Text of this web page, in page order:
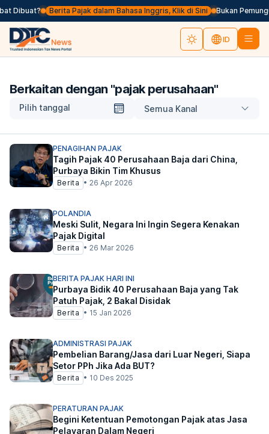
Dibuat? Berita Pajak dalam Bahasa Inggris, Klik di Sini Bukan
ID
Berkaitan dengan "pajak perusahaan"
Pilih tanggal Semua Kanal
PENAGIHAN PAJAK
Tagih Pajak 40 Perusahaan Baja dari China,
Purbaya Bikin Tim Khusus
Berita • 26 Apr 2026
POLANDIA
Meski Sulit, Negara Ini Ingin Segera Kenakan
Pajak Digital
Berita • 26 Mar 2026
BERITA PAJAK HARI INI
Purbaya Bidik 40 Perusahaan Baja yang Tak
Patuh Pajak, 2 Bakal Disidak
Berita • 15 Jan 2026
ADMINISTRASI PAJAK
Pembelian Barang/Jasa dari Luar Negeri, Siapa
Setor PPh Jika Ada BUT?
Berita • 10 Des 2025
PERATURAN PAJAK
Begini Ketentuan Pemotongan Pajak atas Jasa
Pelayaran Dalam Negeri